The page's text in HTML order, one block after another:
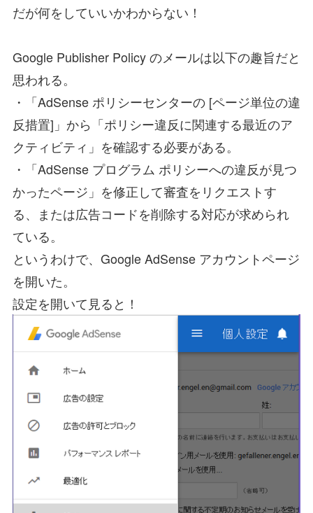
だが何をしていいかわからない！
Google Publisher Policy のメールは以下の趣旨だと
思われる。
・「AdSense ポリシーセンターの [ページ単位の違
反措置]」から「ポリシー違反に関連する最近のア
クティビティ」を確認する必要がある。
・「AdSense プログラム ポリシーへの違反が見つ
かったページ」を修正して審査をリクエストす
る、または広告コードを削除する対応が求められ
ている。
というわけで、Google AdSense アカウントページ
を開いた。
設定を開いて見ると！